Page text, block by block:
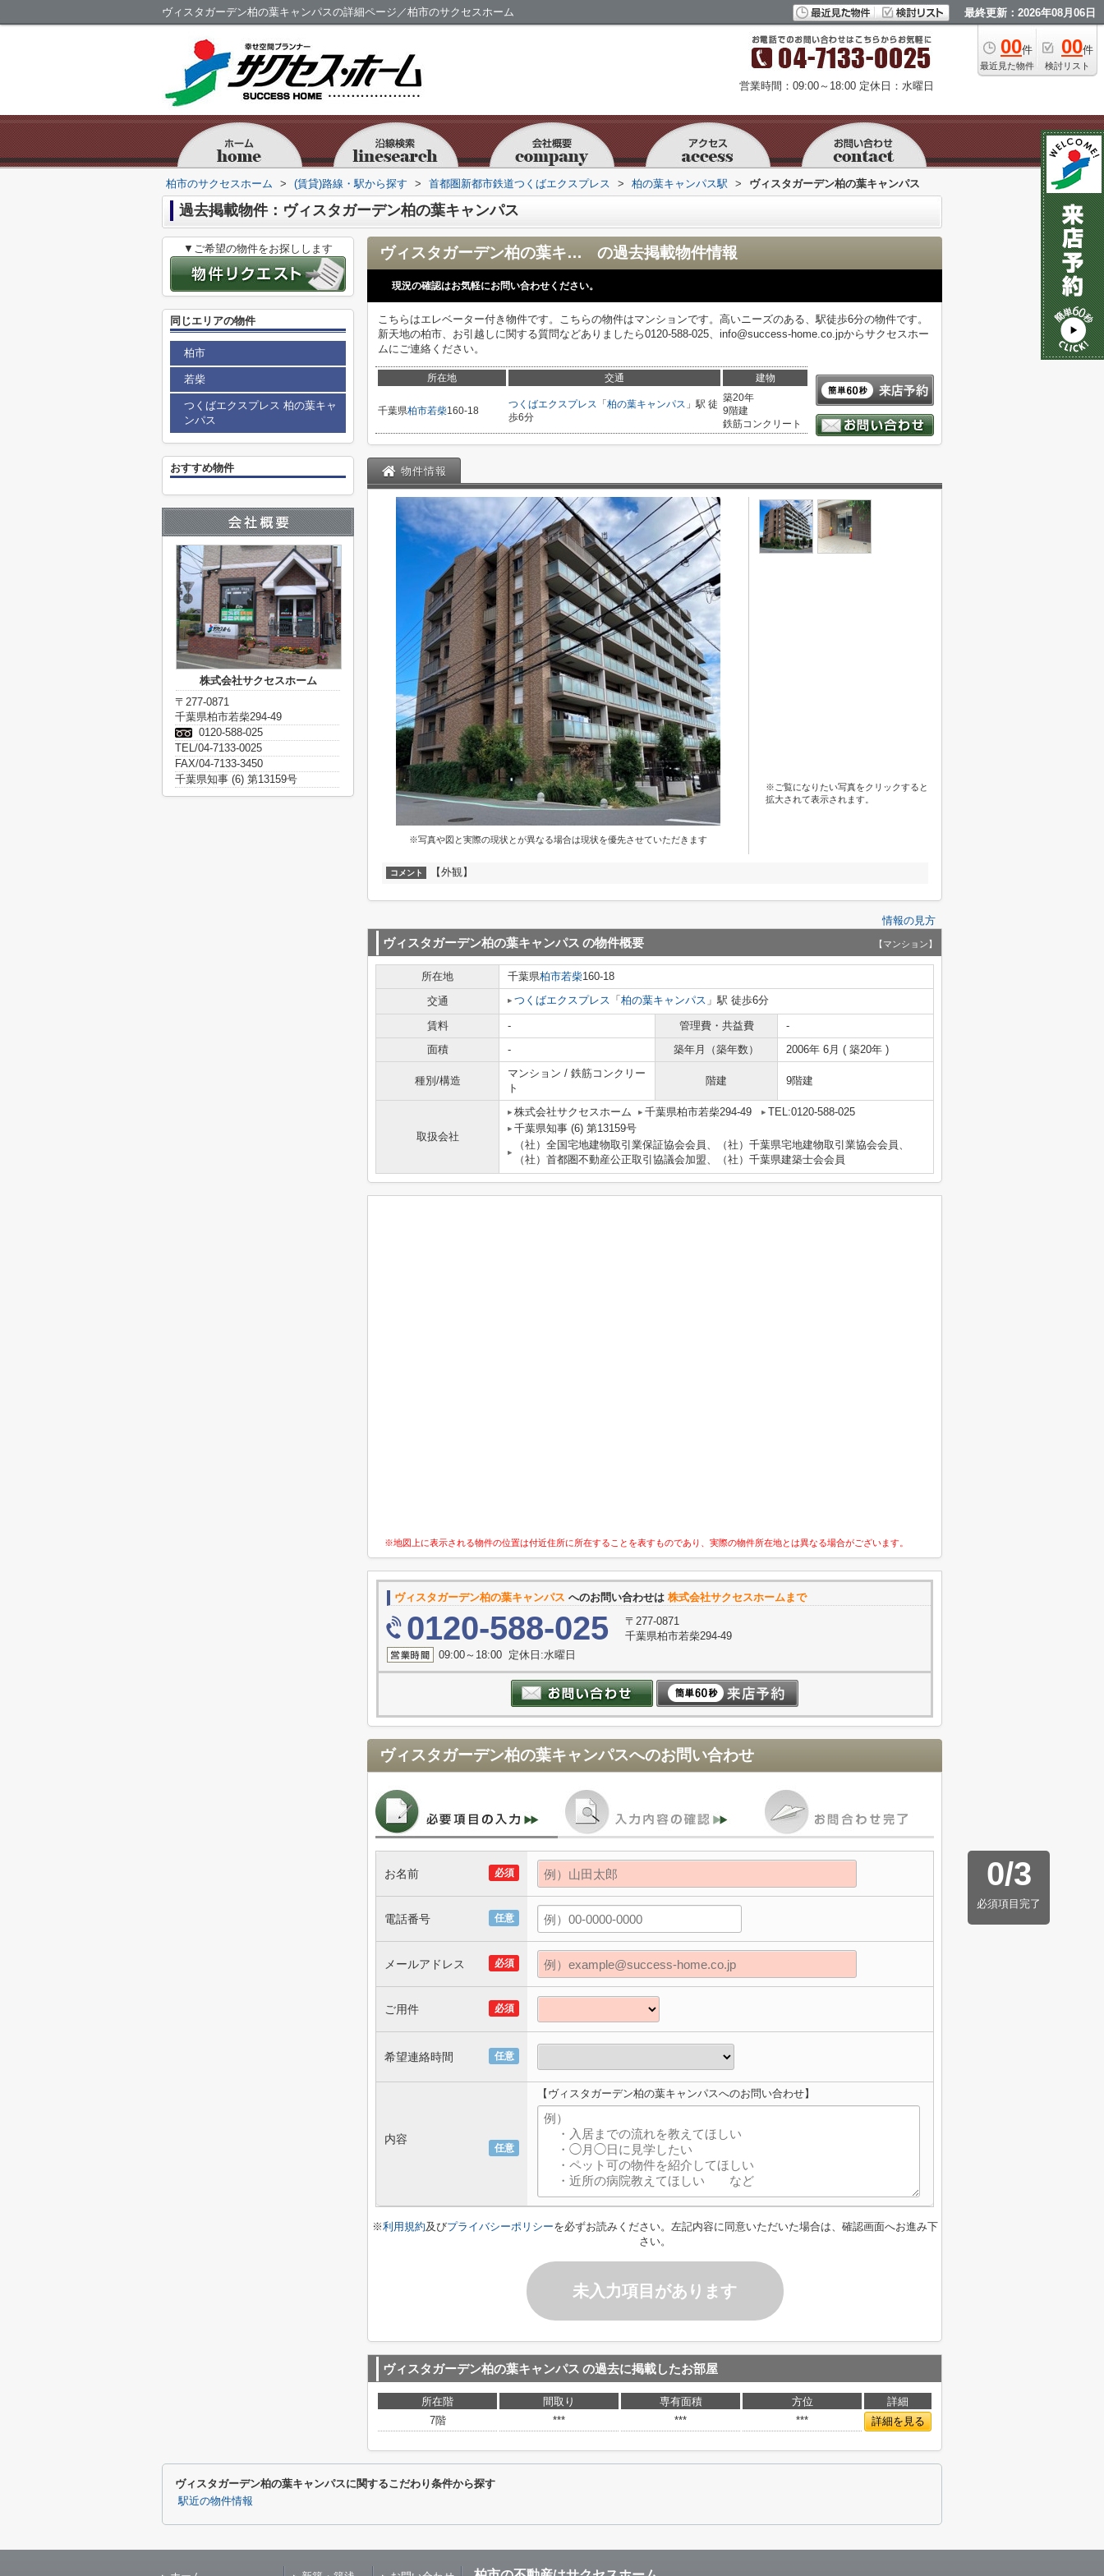
ヴィスタガーデン柏の葉キャンパスの詳細ページ／柏市のサクセスホーム 最終更新：2026年08月06日
00件
最近見た物件
00件
検討リスト
営業時間：09:00～18:00 定休日：水曜日
柏市のサクセスホーム > (賃貸)路線・駅から探す > 首都圏新都市鉄道つくばエクスプレス > 柏の葉キャンパス駅 > ヴィスタガーデン柏の葉キャンパス
過去掲載物件：ヴィスタガーデン柏の葉キャンパス
ヴィスタガーデン柏の葉キャンパス の過去掲載物件情報
現況の確認はお気軽にお問い合わせください。
こちらはエレベーター付き物件です。こちらの物件はマンションです。高いニーズのある、駅徒歩6分の物件です。
新天地の柏市、お引越しに関する質問などありましたら0120-588-025、info@success-home.co.jpからサクセスホー
ムにご連絡ください。
所在地 交通 建物
千葉県柏市若柴160-18
つくばエクスプレス 「 柏の葉キャンパス 」駅 徒
歩6分
築20年
9階建
鉄筋コンクリート
物件情報
※写真や図と実際の現状とが異なる場合は現状を優先させていただきます
※ご覧になりたい写真をクリックすると
拡大されて表示されます。
コメント 【外観】
情報の見方
ヴィスタガーデン柏の葉キャンパス の物件概要 【マンション】
所在地 千葉県柏市若柴160-18
交通
つくばエクスプレス 「 柏の葉キャンパス 」駅 徒歩6分
賃料 - 管理費・共益費
-
面積
- 築年月（築年数） 2006年 6月 ( 築20年 )
種別/構造
マンション / 鉄筋コンクリー
ト
階建 9階建
取扱会社
株式会社サクセスホーム 千葉県柏市若柴294-49
TEL:0120-588-025
千葉県知事 (6) 第13159号
（社）全国宅地建物取引業保証協会会員、（社）千葉県宅地建物取引業協会会員、
（社）首都圏不動産公正取引協議会加盟、（社）千葉県建築士会会員
※地図上に表示される物件の位置は付近住所に所在することを表すものであり、実際の物件所在地とは異なる場合がございます。
ヴィスタガーデン柏の葉キャンパス へのお問い合わせは 株式会社サクセスホームまで
0120-588-025
〒277-0871
千葉県柏市若柴294-49
09:00～18:00 定休日:水曜日
ヴィスタガーデン柏の葉キャンパスへのお問い合わせ
0/3
必須項目完了
必須
お名前
任意
電話番号
必須
メールアドレス
必須
ご用件
任意
希望連絡時間
任意
内容
【ヴィスタガーデン柏の葉キャンパスへのお問い合わせ】
※利用規約及びプライバシーポリシーを必ずお読みください。左記内容に同意いただいた場合は、確認画面へお進み下
さい。
未入力項目があります
ヴィスタガーデン柏の葉キャンパス の過去に掲載したお部屋
所在階 間取り 専有面積 方位
詳細
7階
*** *** *** 詳細を見る
▼ご希望の物件をお探しします
同じエリアの物件
柏市
若柴
つくばエクスプレス 柏の葉キャ
ンパス
おすすめ物件
株式会社サクセスホーム
〒277-0871
千葉県柏市若柴294-49
0120-588-025
TEL/04-7133-0025
FAX/04-7133-3450
千葉県知事 (6) 第13159号
ヴィスタガーデン柏の葉キャンパスに関するこだわり条件から探す
駅近の物件情報